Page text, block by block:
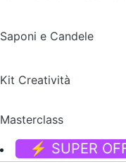
Saponi e Candele
Kit Creatività
Masterclass
⚡ SUPER